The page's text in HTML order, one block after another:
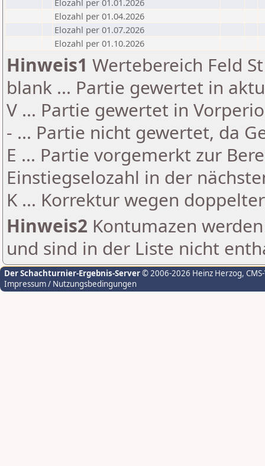
Elozahl per 01.01.2026
Elozahl per 01.04.2026
Elozahl per 01.07.2026
Elozahl per 01.10.2026
Hinweis1 Wertebereich Feld
blank ... Partie gewertet in
V ... Partie gewertet in
- ... Partie nicht gewertet, da
E ... Partie vorgemerkt zur
Einstiegselozahl in der
K ... Korrektur wegen
Hinweis2 Kontumazen
und sind in der Liste nicht
Der Schachturnier-Ergebnis-Server© 2006-2026 Heinz Herzog,
Impressum / Nutzungsbedingungen